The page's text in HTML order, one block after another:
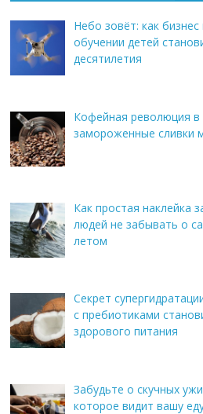
Небо зовёт: как
обучении детей
десятилетия
Кофейная революция в
замороженные сливки
Как простая наклейка
людей не забывать о
летом
Секрет
с пребиотиками
здорового питания
Забудьте о скучных
которое видит вашу